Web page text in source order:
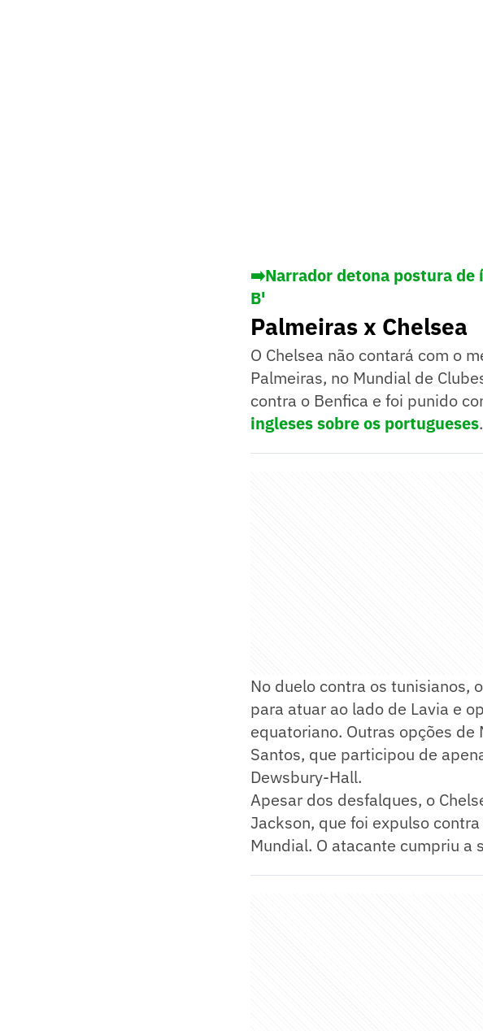
➡️Narrador detona postura de
B'
Palmeiras x Chelsea
O Chelsea não contará com o
Palmeiras, no Mundial de
contra o Benfica e foi punido
ingleses sobre os portugueses.
No duelo contra os tunisianos,
para atuar ao lado de Lavia e
equatoriano. Outras opções
Santos, que participou de
Dewsbury-Hall.
Apesar dos desfalques, o
Jackson, que foi expulso
Mundial. O atacante cumpriu a